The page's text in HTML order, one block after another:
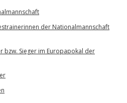
der Nationalmannschaft
bzw. Sieger im Europapokal der